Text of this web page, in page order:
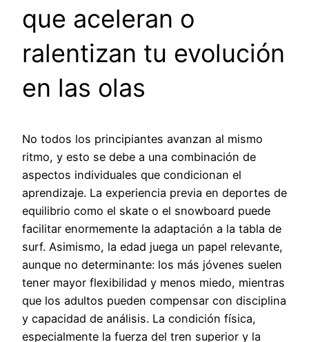
que aceleran o
ralentizan tu evolución
en las olas
No todos los principiantes avanzan al mismo
ritmo, y esto se debe a una combinación de
aspectos individuales que condicionan el
aprendizaje. La experiencia previa en deportes de
equilibrio como el skate o el snowboard puede
facilitar enormemente la adaptación a la tabla de
surf. Asimismo, la edad juega un papel relevante,
aunque no determinante: los más jóvenes suelen
tener mayor flexibilidad y menos miedo, mientras
que los adultos pueden compensar con disciplina
y capacidad de análisis. La condición física,
especialmente la fuerza del tren superior y la